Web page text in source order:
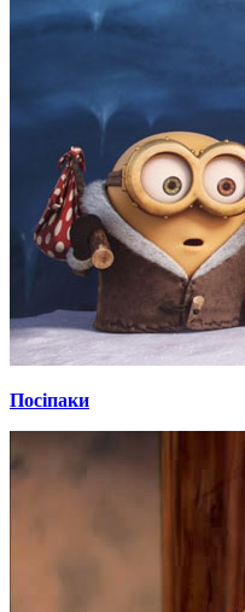
Посіпаки